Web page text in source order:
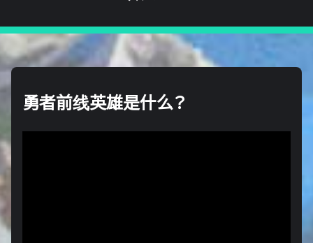
勇者前线英雄是什么？